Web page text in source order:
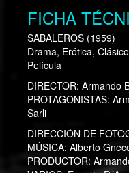
FICHA
SABALEROS (1959)
Drama, Erótica,
Película
DIRECTOR: Armando
PROTAGONISTAS:
Sarli
DIRECCIÓN DE
MÚSICA: Alberto
PRODUCTOR: